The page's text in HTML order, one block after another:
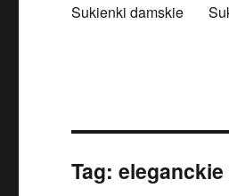
Sukienki damskie
Tag: